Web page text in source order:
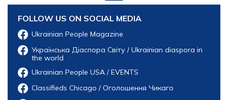
FOLLOW US ON SOCIAL MEDIA
Ukrainian People Magazine
Українська Діаспора Світу / Ukrainian diaspora in
the world
Ukrainian People USA / EVENTS
Classifieds Chicago / Оголошення Чикаго